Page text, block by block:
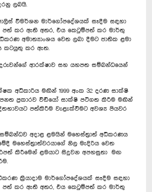
ලබයි.
විමර්ශන මාර්ගෝපදේශයක් සෑදීම සඳහා
කර ඇති අතර, එය කෙටුම්පත් කර මාර්තු
අමාත්‍යාංශය වෙත ලබා දීමට ජාතික ළමා
කටයුතු කර ඇත.
දරුවන්ගේ ආරක්ෂාව සහ යහපත සම්බන්ධයෙන්
අධිකාරිය මඟින් 1999 අංක 32 දරණ සාක්ෂි
පනත ප්‍රකාරව වීඩියෝ සාක්ෂි පටිගත කිරීම මඟින්
පත්කිරීම වැළැක්වීමට අවශ්‍ය පියවර
අදාළ ළමයින් මහෙස්ත්‍රාත් අධිකරණය
මහෙස්ත්‍රාත්වරයාගේ නිල මැදිරිය වෙත
කිරීමෙන් ළමයාට සිදුවන අපහසුතා මඟ
ක්‍රියාදාම මාර්ගෝපදේශයක් සෑදීම සඳහා
කර ඇති අතර, එය කෙටුම්පත් කර මාර්තු